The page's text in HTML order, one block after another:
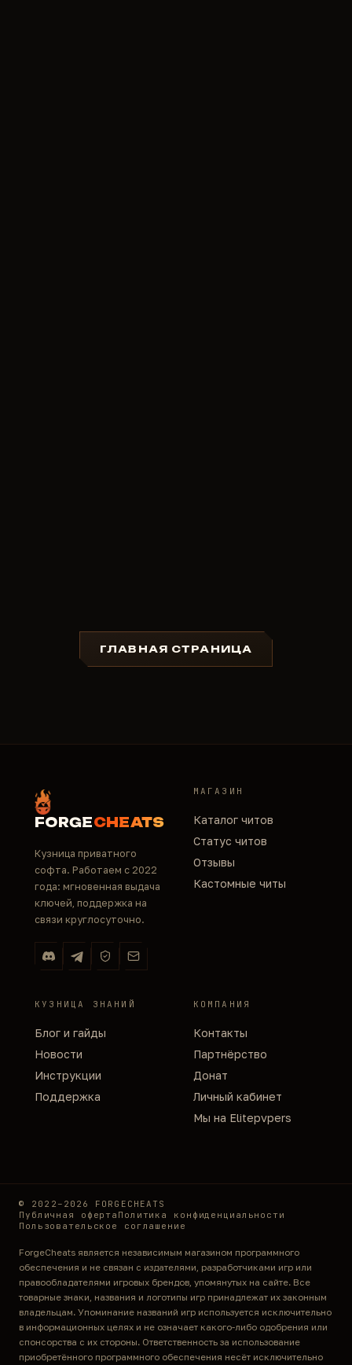
ГЛАВНАЯ СТРАНИЦА
FORGECHEATS
Кузница приватного
софта. Работаем с 2022
года: мгновенная выдача
ключей, поддержка на
связи круглосуточно.
МАГАЗИН
Каталог читов
Статус читов
Отзывы
Кастомные читы
КУЗНИЦА ЗНАНИЙ
Блог и гайды
Новости
Инструкции
Поддержка
КОМПАНИЯ
Контакты
Партнёрство
Донат
Личный кабинет
Мы на Elitepvpers
© 2022–2026 FORGECHEATS
Публичная оферта Политика конфиденциальности
Пользовательское соглашение
ForgeCheats является независимым магазином программного
обеспечения и не связан с издателями, разработчиками игр или
правообладателями игровых брендов, упомянутых на сайте. Все
товарные знаки, названия и логотипы игр принадлежат их законным
владельцам. Упоминание названий игр используется исключительно
в информационных целях и не означает какого-либо одобрения или
спонсорства с их стороны. Ответственность за использование
приобретённого программного обеспечения несёт исключительно